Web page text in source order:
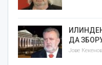
ДА
Јове